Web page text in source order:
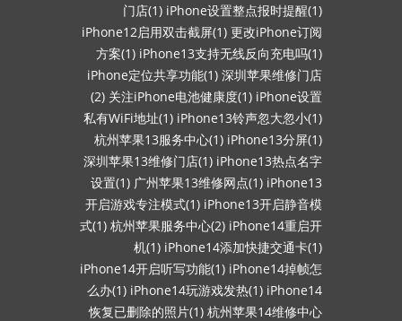
门店(1) iPhone设置整点报时提醒(1)
iPhone12启用双击截屏(1) 更改iPhone订阅
方案(1) iPhone13支持无线反向充电吗(1)
iPhone定位共享功能(1) 深圳苹果维修门店
(2) 关注iPhone电池健康度(1) iPhone设置
私有WiFi地址(1) iPhone13铃声忽大忽小(1)
杭州苹果13服务中心(1) iPhone13分屏(1)
深圳苹果13维修门店(1) iPhone13热点名字
设置(1) 广州苹果13维修网点(1) iPhone13
开启游戏专注模式(1) iPhone13开启静音模
式(1) 杭州苹果服务中心(2) iPhone14重启开
机(1) iPhone14添加快捷交通卡(1)
iPhone14开启听写功能(1) iPhone14掉帧怎
么办(1) iPhone14玩游戏发热(1) iPhone14
恢复已删除的照片(1) 杭州苹果14维修中心